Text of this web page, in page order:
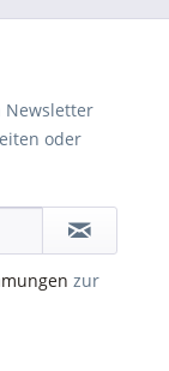
Newsletter
oder
zur